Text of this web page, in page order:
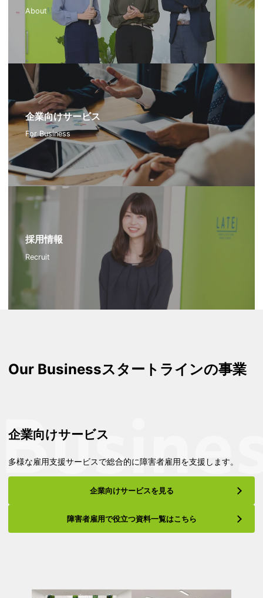
About
企業向けサービス
For Business
採用情報
Recruit
Our Businessスタートラインの事業
企業向けサービス
多様な雇用支援サービスで総合的に障害者雇用を支援します。
企業向けサービスを見る
障害者雇用で役立つ資料一覧はこちら